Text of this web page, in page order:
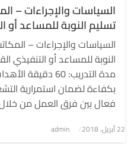
السياسات والإجراءات –
تسليم النوبة للمساعد أو
السياسات والإجراءات –
النوبة للمساعد أو التنفيذي
مدة التدريب: 60
بكفاءة لضمان استمرارية
فعال بين فرق العمل من
نُشر
22 أبريل، 2018 admin